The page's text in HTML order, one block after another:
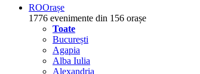
ROOrașe
1776 evenimente din 156 orașe
Toate
București
Agapia
Alba Iulia
Alexandria